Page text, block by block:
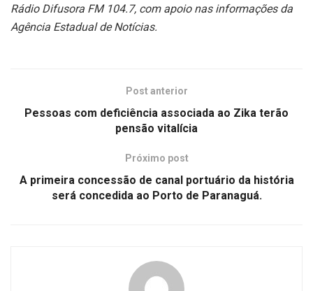
Rádio Difusora FM 104.7, com apoio nas informações da
Agência Estadual de Notícias.
Post anterior
Pessoas com deficiência associada ao Zika terão
pensão vitalícia
Próximo post
A primeira concessão de canal portuário da história
será concedida ao Porto de Paranaguá.